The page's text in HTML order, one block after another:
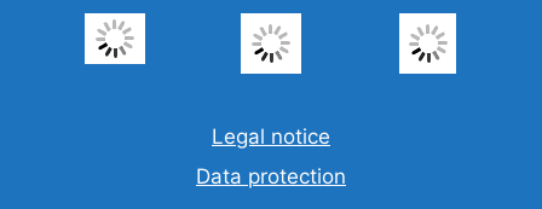
Legal notice
Data protection